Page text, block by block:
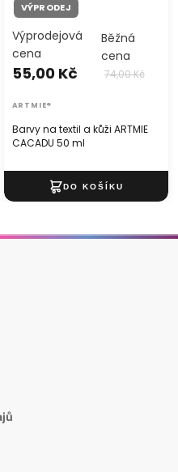
VÝPRODEJ
Barvy na textil a kůži ARTMIE
CACADU 50 ml
Výprodejová
cena
55,00 Kč
Běžná
cena
74,00 Kč
ARTMIE®